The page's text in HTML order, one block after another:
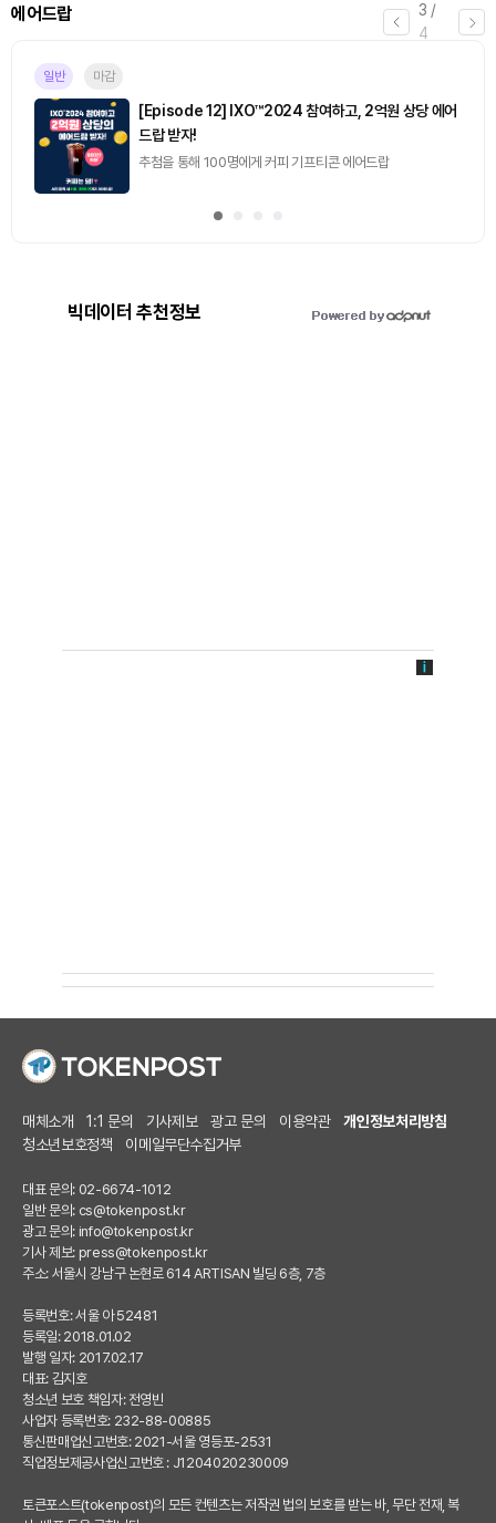
3 /
4
에어드랍
일반 마감
[Episode 12] IXO™2024 참여하고, 2억원 상당 에어
드랍 받자!
추첨을 통해 100명에게 커피 기프티콘 에어드랍
빅데이터 추천정보
매체소개 1:1 문의 기사제보 광고 문의 이용약관
개인정보처리방침
청소년보호정책
이메일무단수집거부
대표 문의: 02-6674-1012
일반 문의: cs@tokenpost.kr
광고 문의: info@tokenpost.kr
기사 제보: press@tokenpost.kr
주소: 서울시 강남구 논현로 614 ARTISAN 빌딩 6층, 7층
등록번호: 서울 아 52481
등록일: 2018.01.02
발행 일자: 2017.02.17
대표: 김지호
청소년 보호 책임자: 전영빈
사업자 등록번호: 232-88-00885
통신판매업신고번호: 2021-서울 영등포-2531
직업정보제공사업신고번호 : J1204020230009
토큰포스트(tokenpost)의 모든 컨텐츠는 저작권 법의 보호를 받는 바, 무단 전재, 복